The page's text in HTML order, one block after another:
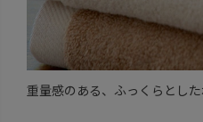
重量感のある、ふっくらとした